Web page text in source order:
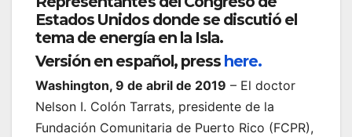
Estados Unidos donde se discutió el
tema de energía en la Isla.
Versión en español, press here.
Washington, 9 de abril de 2019 – El doctor
Nelson I. Colón Tarrats, presidente de la
Fundación Comunitaria de Puerto Rico (FCPR),